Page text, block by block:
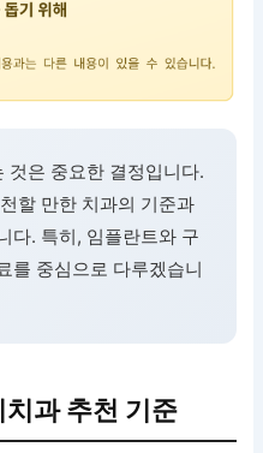
것은 중요한 결정입니다.
할 만한 치과의 기준과
다. 특히, 임플란트와 구
를 중심으로 다루겠습니
과 추천 기준